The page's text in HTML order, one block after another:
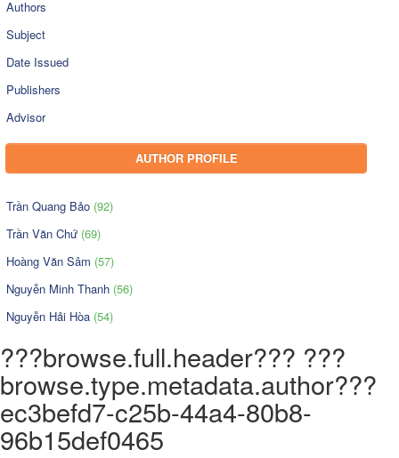
Authors
Subject
Date Issued
Publishers
Advisor
AUTHOR PROFILE
Trần Quang Bảo (92)
Trần Văn Chứ (69)
Hoàng Văn Sâm (57)
Nguyễn Minh Thanh (56)
Nguyễn Hải Hòa (54)
???browse.full.header??? ???
browse.type.metadata.author???
ec3befd7-c25b-44a4-80b8-
96b15def0465